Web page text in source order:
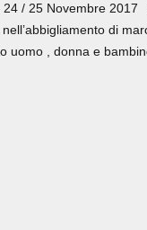
/ 25 Novembre 2017
di
uomo , donna e